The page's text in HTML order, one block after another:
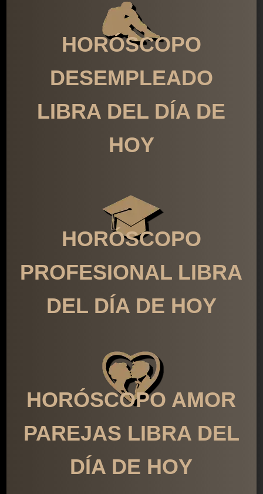
HORÓSCOPO
DESEMPLEADO
LIBRA DEL DÍA DE
HOY
HORÓSCOPO
PROFESIONAL LIBRA
DEL DÍA DE HOY
HORÓSCOPO AMOR
PAREJAS LIBRA DEL
DÍA DE HOY